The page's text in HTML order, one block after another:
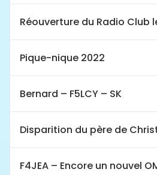
Réouverture du Radio Club
Pique-nique 2022
Bernard – F5LCY – SK
Disparition du père de
F4JEA – Encore un nouvel